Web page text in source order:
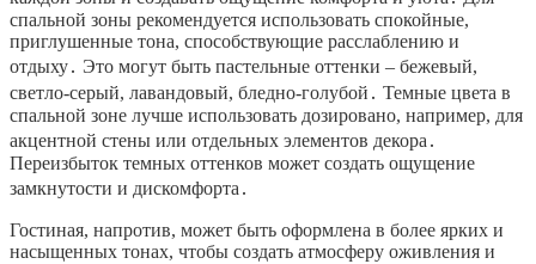
спальной зоны рекомендуется использовать спокойные,
приглушенные тона, способствующие расслаблению и
отдыху․ Это могут быть пастельные оттенки – бежевый,
светло-серый, лавандовый, бледно-голубой․ Темные цвета в
спальной зоне лучше использовать дозировано, например, для
акцентной стены или отдельных элементов декора․
Переизбыток темных оттенков может создать ощущение
замкнутости и дискомфорта․
Гостиная, напротив, может быть оформлена в более ярких и
насыщенных тонах, чтобы создать атмосферу оживления и